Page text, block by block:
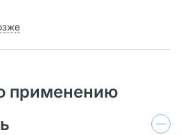
применению